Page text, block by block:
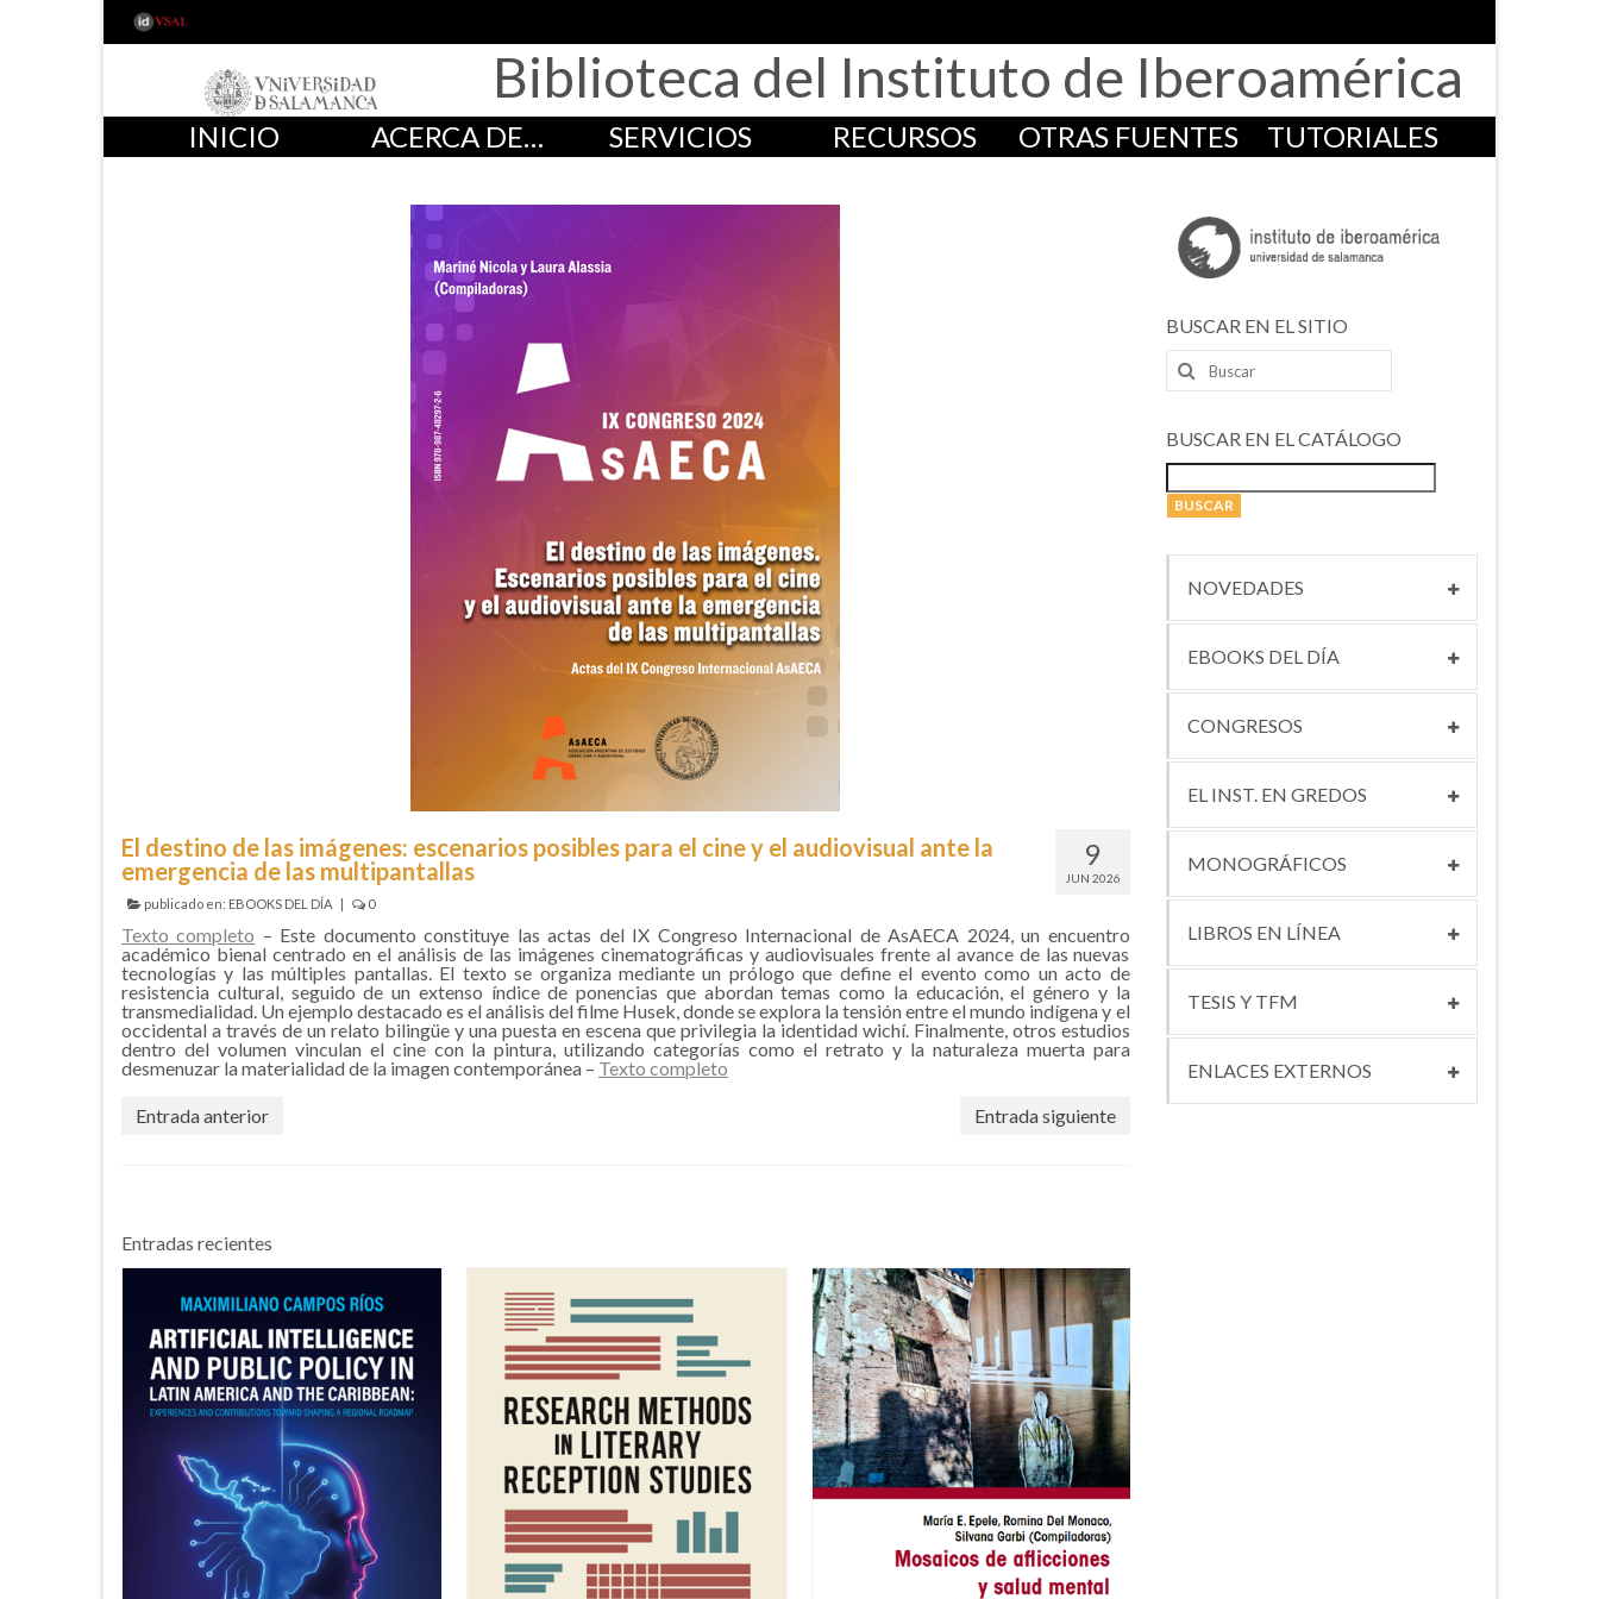
Biblioteca del Instituto de Iberoamérica
INICIO ACERCA DE… SERVICIOS RECURSOS OTRAS FUENTES TUTORIALES
9
JUN 2026
El destino de las imágenes: escenarios posibles para el cine y el audiovisual ante la
emergencia de las multipantallas
publicado en: EBOOKS DEL DÍA | 0
Texto completo – Este documento constituye las actas del IX Congreso Internacional de AsAECA 2024, un encuentro
académico bienal centrado en el análisis de las imágenes cinematográficas y audiovisuales frente al avance de las nuevas
tecnologías y las múltiples pantallas. El texto se organiza mediante un prólogo que define el evento como un acto de
resistencia cultural, seguido de un extenso índice de ponencias que abordan temas como la educación, el género y la
transmedialidad. Un ejemplo destacado es el análisis del filme Husek, donde se explora la tensión entre el mundo indígena y el
occidental a través de un relato bilingüe y una puesta en escena que privilegia la identidad wichí. Finalmente, otros estudios
dentro del volumen vinculan el cine con la pintura, utilizando categorías como el retrato y la naturaleza muerta para
desmenuzar la materialidad de la imagen contemporánea – Texto completo
Entrada anterior Entrada siguiente
Entradas recientes
BUSCAR EN EL SITIO
Buscar
por:
BUSCAR EN EL CATÁLOGO
NOVEDADES
EBOOKS DEL DÍA
CONGRESOS
EL INST. EN GREDOS
MONOGRÁFICOS
LIBROS EN LÍNEA
TESIS Y TFM
ENLACES EXTERNOS